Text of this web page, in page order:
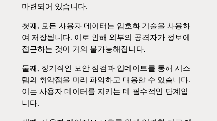
마련되어 있습니다.
첫째, 모든 사용자 데이터는 암호화 기술을 사용하
여 저장됩니다. 이로 인해 외부의 공격자가 정보에
접근하는 것이 거의 불가능해집니다.
둘째, 정기적인 보안 점검과 업데이트를 통해 시스
템의 취약점을 미리 파악하고 대응할 수 있습니다.
이는 사용자 데이터를 지키는 데 필수적인 단계입
니다.